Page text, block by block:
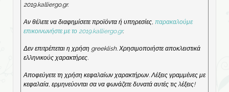
2019.kalliergo.gr.
Αν θέλετε να διαφημίσετε προϊόντα ή υπηρεσίες, παρακαλούμε
επικοινωνήστε με το 2019.kalliergo.gr.
Δεν επιτρέπεται η χρήση greeklish. Χρησιμοποιήστε αποκλειστικά
ελληνικούς χαρακτήρες.
Αποφεύγετε τη χρήση κεφαλαίων χαρακτήρων. Λέξεις γραμμένες με
κεφαλαία, ερμηνεύονται σα να φωνάζετε δυνατά αυτές τις λέξεις!